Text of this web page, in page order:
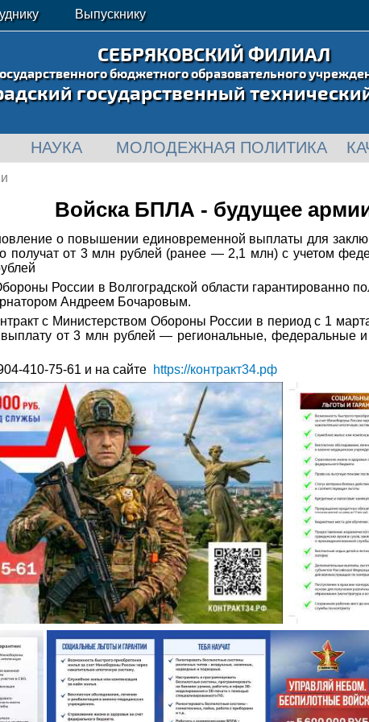
Выпускнику
СЕБРЯКОВСКИЙ ФИЛИАЛ
бюджетного образовательного
государственный
НАУКА МОЛОДЕЖНАЯ ПОЛИТИКА
Войска БПЛА - будущее
о повышении единовременной выплаты для
получат от 3 млн рублей (ранее — 2,1 млн) с учетом
России в Волгоградской области гарантированно
Андреем Бочаровым.
с Министерством Обороны России в период с 1
выплату от 3 млн рублей — региональные,
410-75-61 и на сайте https://контракт34.рф